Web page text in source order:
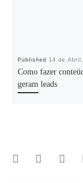
Published 14 de
Como fazer
geram leads